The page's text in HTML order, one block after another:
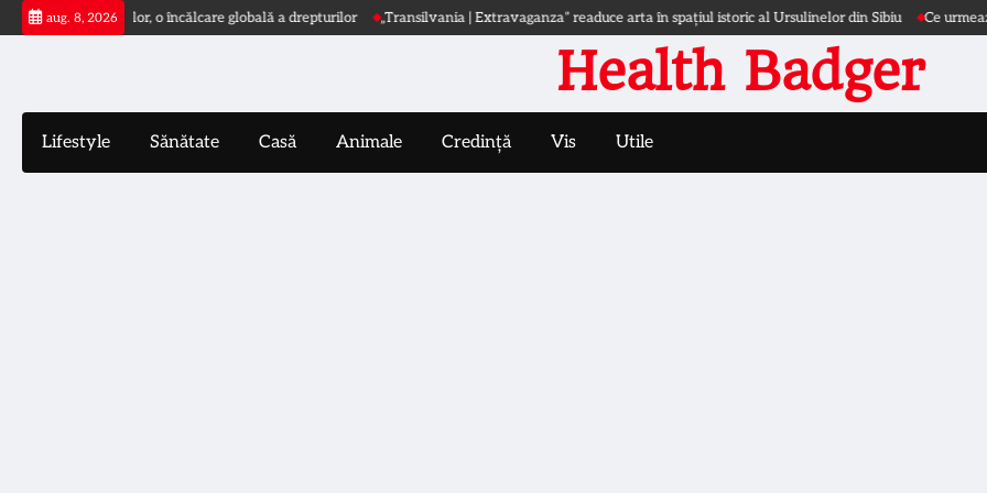
Skip
to
aug. 8, 2026
femeilor, o încălcare globală a drepturilor „Transilvania | Extravaganza” readuce arta în spațiul istoric al Ursulinelor din Sibiu Ce urmează
Health Badger
Lifestyle Sănătate Casă Animale Credință Vis Utile